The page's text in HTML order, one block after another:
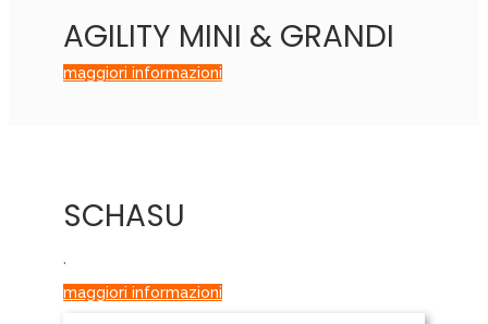
AGILITY MINI & GRANDI
maggiori informazioni
SCHASU
.
maggiori informazioni